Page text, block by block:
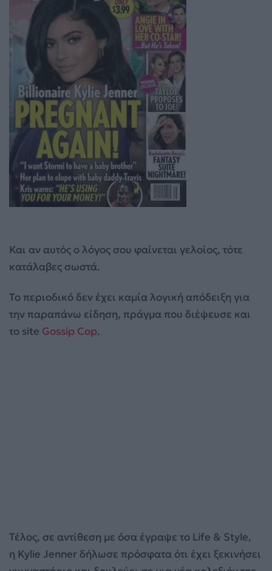
Και αν αυτός ο λόγος σου φαίνεται γελοίος, τότε
κατάλαβες σωστά.
Το περιοδικό δεν έχει καμία λογική απόδειξη για
την παραπάνω είδηση, πράγμα που διέψευσε και
το site Gossip Cop.
Τέλος, σε αντίθεση με όσα έγραψε το Life & Style,
η Kylie Jenner δήλωσε πρόσφατα ότι έχει ξεκινήσει